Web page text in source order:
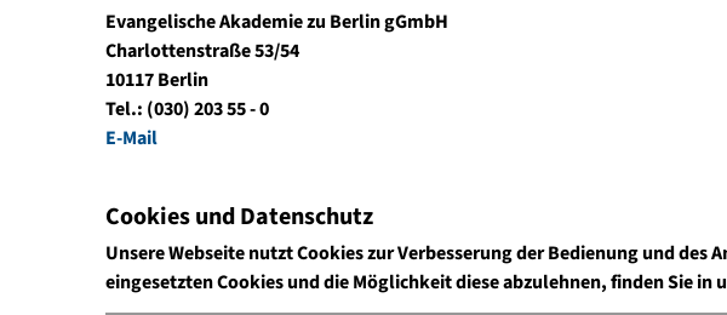
Evangelische Akademie zu Berlin gGmbH
Charlottenstraße 53/54
10117 Berlin
Tel.: (030) 203 55 - 0
E-Mail
Cookies und Datenschutz
Unsere Webseite nutzt Cookies zur Verbesserung der Bedienung und
eingesetzten Cookies und die Möglichkeit diese abzulehnen, finden Sie in